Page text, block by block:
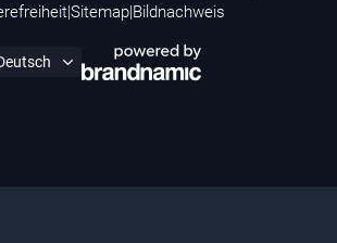
|Sitemap|Bildnachweis